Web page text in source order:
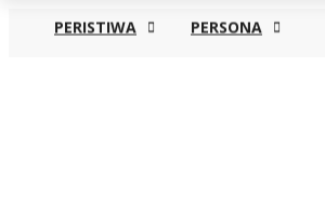
PERISTIWA PERSONA